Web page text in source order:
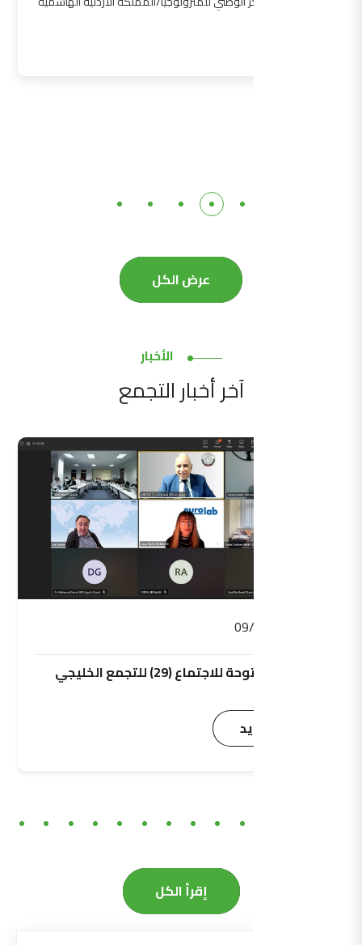
عرض الكل
الأخبار
آخر أخبار التجمع
09/09/2025
الجلسة المفتوحة للاجتماع (29) للتجمع الخليجي
اقرأ المزيد
إقرأ الكل